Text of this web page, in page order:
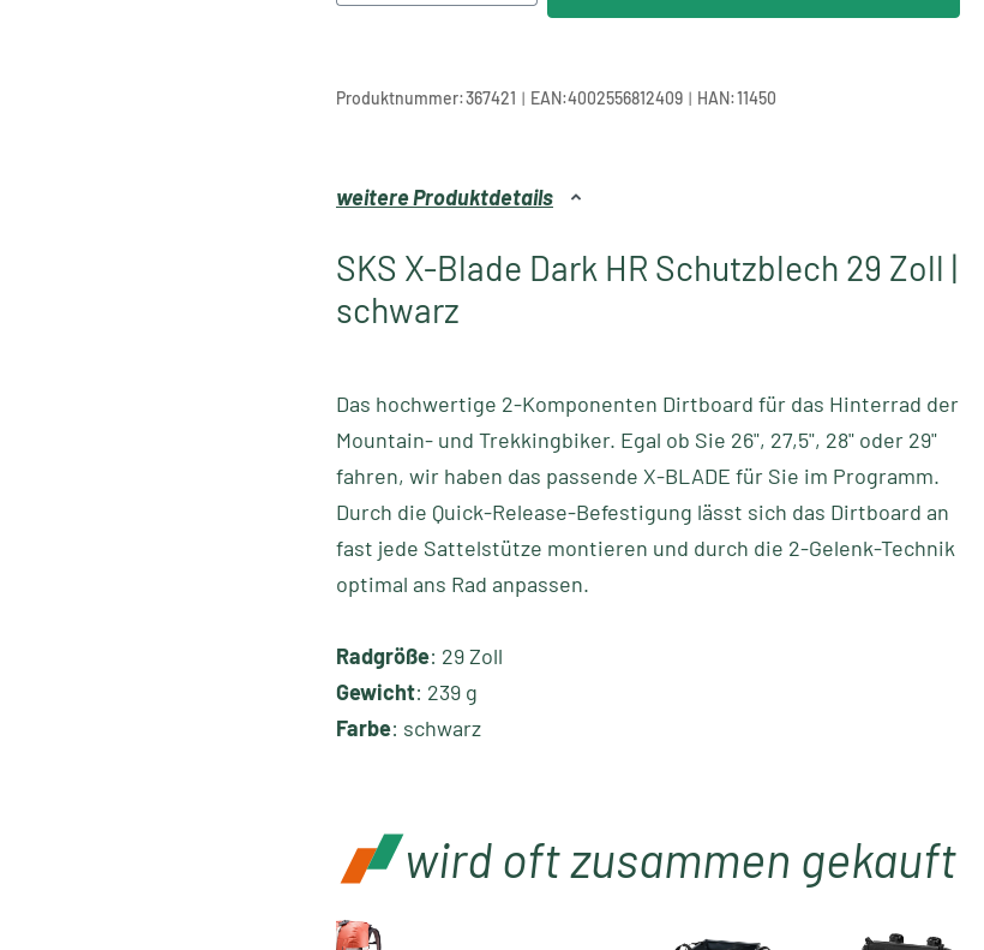
Produktnummer:367421 | EAN:4002556812409 | HAN:11450
weitere Produktdetails
SKS X-Blade Dark HR Schutzblech 29 Zoll |
schwarz
Das hochwertige 2-Komponenten Dirtboard für das Hinterrad der
Mountain- und Trekkingbiker. Egal ob Sie 26", 27,5", 28" oder 29"
fahren, wir haben das passende X-BLADE für Sie im Programm.
Durch die Quick-Release-Befestigung lässt sich das Dirtboard an
fast jede Sattelstütze montieren und durch die 2-Gelenk-Technik
optimal ans Rad anpassen.
Radgröße: 29 Zoll
Gewicht: 239 g
Farbe: schwarz
wird oft zusammen gekauft